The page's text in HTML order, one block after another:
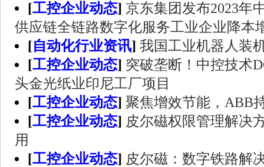
[工控企业动态] 京东集团发布2023年
供应链全链路数字化服务工业企业降本
[自动化行业资讯] 我国工业机器人装
[工控企业动态] 突破垄断！中控技术
头金光纸业印尼工厂项目
[工控企业动态] 聚焦增效节能，ABB
[工控企业动态] 皮尔磁权限管理解决
用
[工控企业动态] 皮尔磁：数字铁路解